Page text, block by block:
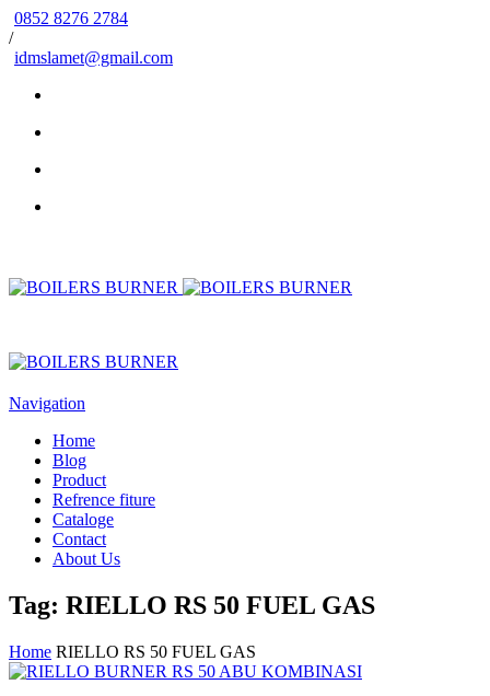
0852 8276 2784
/
idmslamet@gmail.com
Navigation
Home
Blog
Product
Refrence fiture
Cataloge
Contact
About Us
Tag: RIELLO RS 50 FUEL GAS
Home RIELLO RS 50 FUEL GAS